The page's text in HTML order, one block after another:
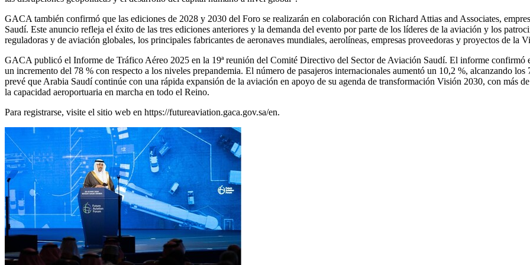
GACA también confirmó que las ediciones de 2028 y 2030 del Foro se realizarán en colaboración con Richard Attias and Associates,
Saudí. Este anuncio refleja el éxito de las tres ediciones anteriores y la demanda del evento por parte de los líderes de la aviación y los
reguladoras y de aviación globales, los principales fabricantes de aeronaves mundiales, aerolíneas, empresas proveedoras y proyectos de la
GACA publicó el Informe de Tráfico Aéreo 2025 en la 19ª reunión del Comité Directivo del Sector de Aviación Saudí. El informe confirmó
un incremento del 78 % con respecto a los niveles prepandemia. El número de pasajeros internacionales aumentó un 10,2 %, alcanzando
prevé que Arabia Saudí continúe con una rápida expansión de la aviación en apoyo de su agenda de transformación Visión 2030, con más
la capacidad aeroportuaria en marcha en todo el Reino.
Para registrarse, visite el sitio web en https://futureaviation.gaca.gov.sa/en.